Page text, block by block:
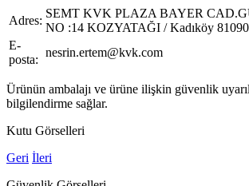
Adres:
SEMT KVK PLAZA BAYER
NO :14 KOZYATAĞI / Kadıköy
E-
posta:
nesrin.ertem@kvk.com
Ürünün ambalajı ve ürüne ilişkin güvenlik
bilgilendirme sağlar.
Kutu Görselleri
Geri İleri